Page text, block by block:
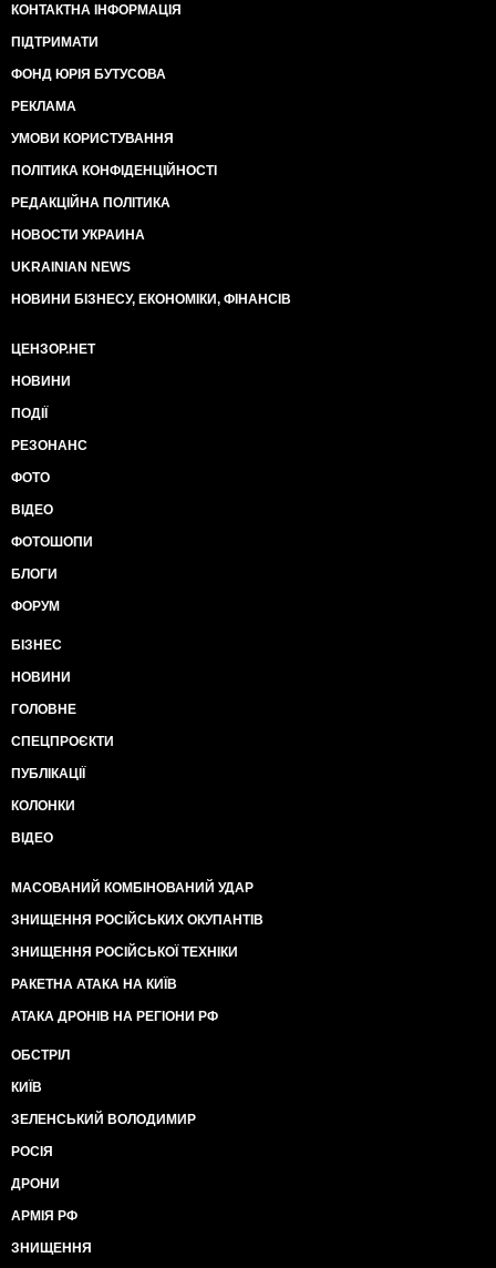
КОНТАКТНА ІНФОРМАЦІЯ
ПІДТРИМАТИ
ФОНД ЮРІЯ БУТУСОВА
РЕКЛАМА
УМОВИ КОРИСТУВАННЯ
ПОЛІТИКА КОНФІДЕНЦІЙНОСТІ
РЕДАКЦІЙНА ПОЛІТИКА
НОВОСТИ УКРАИНА
UKRAINIAN NEWS
НОВИНИ БІЗНЕСУ, ЕКОНОМІКИ, ФІНАНСІВ
ЦЕНЗОР.НЕТ
НОВИНИ
ПОДІЇ
РЕЗОНАНС
ФОТО
ВІДЕО
ФОТОШОПИ
БЛОГИ
ФОРУМ
БІЗНЕС
НОВИНИ
ГОЛОВНЕ
СПЕЦПРОЄКТИ
ПУБЛІКАЦІЇ
КОЛОНКИ
ВІДЕО
МАСОВАНИЙ КОМБІНОВАНИЙ УДАР
ЗНИЩЕННЯ РОСІЙСЬКИХ ОКУПАНТІВ
ЗНИЩЕННЯ РОСІЙСЬКОЇ ТЕХНІКИ
РАКЕТНА АТАКА НА КИЇВ
АТАКА ДРОНІВ НА РЕГІОНИ РФ
ОБСТРІЛ
КИЇВ
ЗЕЛЕНСЬКИЙ ВОЛОДИМИР
РОСІЯ
ДРОНИ
АРМІЯ РФ
ЗНИЩЕННЯ